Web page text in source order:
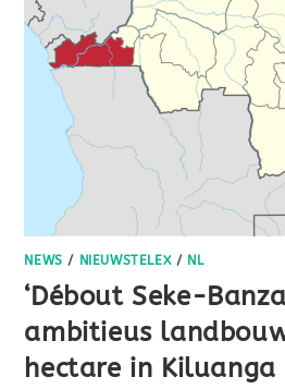
NEWS / NIEUWSTELEX/ NL
‘Débout Seke-
ambitieus
hectare in Kiluanga